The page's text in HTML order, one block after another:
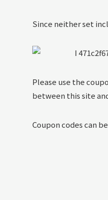
Since neither set
Please use the
between this site
Coupon codes can